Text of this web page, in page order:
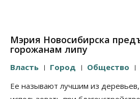
Мэрия Новосибирска
горожанам липу
Власть Город Общество
Ее называют лучшим из